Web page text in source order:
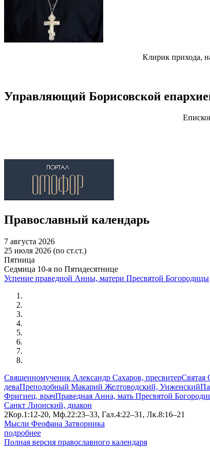
Клирик прихода,
Управляющий Борисовской
Православный календарь
7 августа 2026
25 июля 2026 (по ст.ст.)
Пятница
Седмица 10-я по Пятидесятнице
Успение праведной Анны, матери Пресвятой Богородицы
Священномученик Александр Сахаров, пресвитерСвятая
деваПреподобный Макарий Желтоводский, Унженский
Фригиец, врачПраведная Анна, мать Пресвятой
Санкт Лионский, диакон
2Кор.1:12-20, Мф.22:23–33, Гал.4:22–31, Лк.8:16–21
Мысли Феофана Затворника
подробнее
Полная версия православного календаря